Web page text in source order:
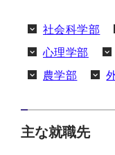
社会科学部
心理学部
農学部
主な就職先